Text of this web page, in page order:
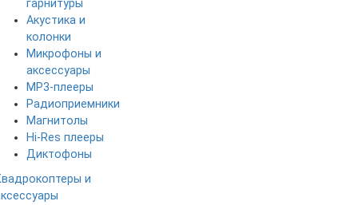
гарнитуры
Акустика и
колонки
Микрофоны и
аксессуары
MP3-плееры
Радиоприемники
Магнитолы
Hi-Res плееры
Диктофоны
и